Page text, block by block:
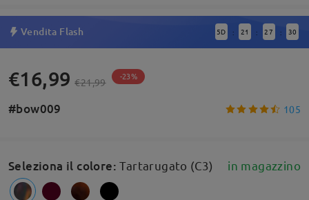
Vendita Flash 5D : 21 : 27 : 30
€16,99 €21,99 -23%
#bow009 105
Seleziona il colore:Tartarugato (C3) in magazzino